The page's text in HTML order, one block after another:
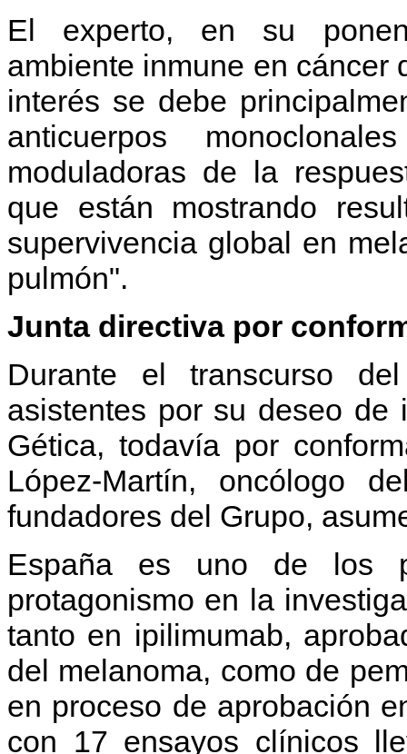
El experto, en su
ambiente inmune en cáncer
interés se debe
anticuerpos
moduladoras de la
que están mostrando
supervivencia global en
pulmón".
Junta directiva por
Durante el transcurso
asistentes por su deseo de
Gética, todavía por
López-Martín, oncólogo
fundadores del Grupo,
España es uno de los
protagonismo en la
tanto en ipilimumab,
del melanoma, como de
en proceso de aprobación
con 17 ensayos clínicos